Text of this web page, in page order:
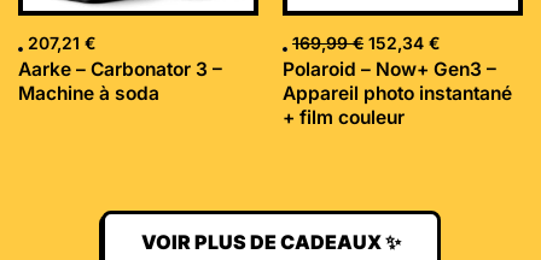
207,21 €
Aarke – Carbonator 3 –
Machine à soda
169,99€ 152,34 €
Polaroid – Now+ Gen3 –
Appareil photo instantané
+ film couleur
VOIR PLUS DE CADEAUX ✨